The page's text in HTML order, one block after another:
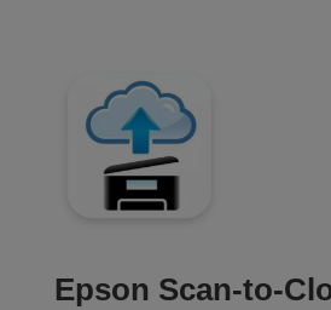
Epson Scan-to-